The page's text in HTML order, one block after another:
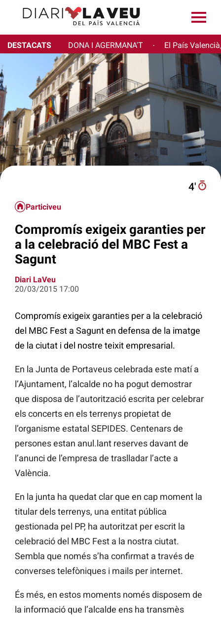
DESTACATS DONA I AGERMANA'T · El País
4′
Particiveu
Compromís exigeix garanties per
a la celebració del MBC Fest a
Sagunt
Diari LaVeu
20/03/2015 17:00
Compromís exigeix garanties per a la celebració
del MBC Fest a Sagunt en defensa de la imatge
de la ciutat i del nostre teixit empresarial.
En la Junta de Portaveus celebrada este matí a
l’Ajuntament, l’alcalde no ha pogut demostrar
que disposa de l’autorització escrita per celebrar
els concerts en els terrenys propietat de
l’organisme estatal SEPIDES. Centenars de
persones estan anul.lant reserves davant de
l’anunci de l’empresa de traslladar l’acte a
València.
En la junta ha quedat clar que en cap moment la
titular dels terrenys, una entitat pública
gestionada pel PP, ha autoritzat per escrit la
celebració del MBC Fest a la nostra ciutat.
Sembla que només s’ha confirmat a través de
converses telefòniques i mails per internet.
És més, en estos moments només disposem de
la informació que l’alcalde ens ha transmès